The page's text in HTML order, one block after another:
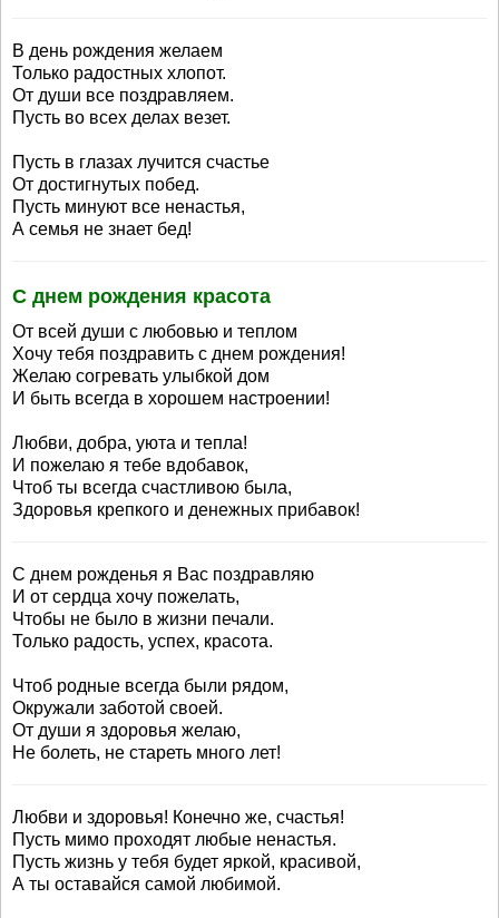
В день рождения желаем
Только радостных хлопот.
От души все поздравляем.
Пусть во всех делах везет.
Пусть в глазах лучится счастье
От достигнутых побед.
Пусть минуют все ненастья,
А семья не знает бед!
С днем рождения красота
От всей души с любовью и теплом
Хочу тебя поздравить с днем рождения!
Желаю согревать улыбкой дом
И быть всегда в хорошем настроении!
Любви, добра, уюта и тепла!
И пожелаю я тебе вдобавок,
Чтоб ты всегда счастливою была,
Здоровья крепкого и денежных прибавок!
С днем рожденья я Вас поздравляю
И от сердца хочу пожелать,
Чтобы не было в жизни печали.
Только радость, успех, красота.
Чтоб родные всегда были рядом,
Окружали заботой своей.
От души я здоровья желаю,
Не болеть, не стареть много лет!
Любви и здоровья! Конечно же, счастья!
Пусть мимо проходят любые ненастья.
Пусть жизнь у тебя будет яркой, красивой,
А ты оставайся самой любимой.